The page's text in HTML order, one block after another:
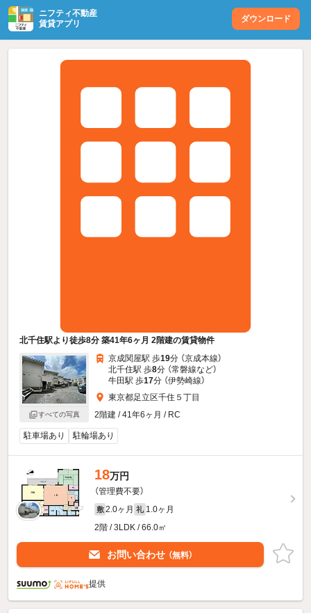
ニフティ不動産
賃貸アプリ
ダウンロード
北千住駅より徒歩8分 築41年6ヶ月 2階建の賃貸物件
すべての写真
京成関屋駅 歩19分 （京成本線）
北千住駅 歩8分 （常磐線など）
牛田駅 歩17分 （伊勢崎線）
東京都足立区千住５丁目
2階建 / 41年6ヶ月 / RC
駐車場あり 駐輪場あり
18万円
（管理費不要）
敷 2.0ヶ月 礼 1.0ヶ月
2階 / 3LDK / 66.0㎡
お問い合わせ （無料）
提供